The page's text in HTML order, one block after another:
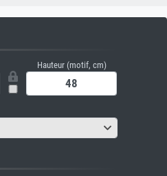
Hauteur (motif, cm)